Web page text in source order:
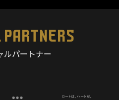
ルパートナー